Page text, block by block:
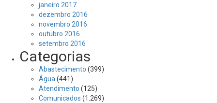
janeiro 2017
dezembro 2016
novembro 2016
outubro 2016
setembro 2016
Categorias
Abastecimento (399)
Água (441)
Atendimento (125)
Comunicados (1.269)